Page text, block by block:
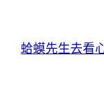
蛤蟆先生去看